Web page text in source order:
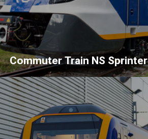
Commuter Train NS Sprinter